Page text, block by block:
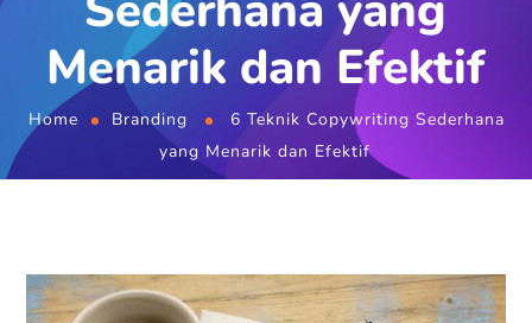
Menarik dan Efektif
Home Branding
6 Teknik Copywriting Sederhana
yang Menarik dan Efektif